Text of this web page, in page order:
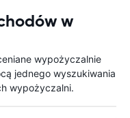
w
wypożyczalnie
jednego wyszukiwania
wypożyczalni.